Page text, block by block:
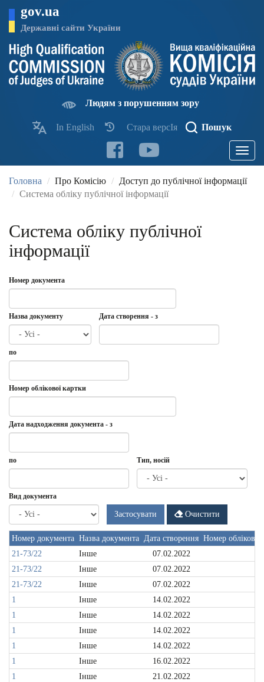
основного
матеріалу
gov.ua
Державні сайти України
Людям з порушенням зору
In English Стара версІя Пошук
Toggle
Головна Про Комісію
Доступ до публічної інформації
Система обліку публічної інформації
Система обліку публічної
інформації
Номер документа
Назва документу Дата створення - з
створення
з
по
Дата
по
Номер облікової картки
Дата надходження документа - з
Дата
Дата
надходження
-
з
по
Дата
по
Тип, носій
Вид документа
Застосувати Очистити
Номер документа Назва документа Дата створення Номер облікової
21-73/22
Інше
07.02.2022
21-73/22
Інше
07.02.2022
21-73/22
Інше
07.02.2022
1
Інше
14.02.2022
1
Інше
14.02.2022
1
Інше
14.02.2022
1
Інше
14.02.2022
1
Інше
16.02.2022
1
Інше
21.02.2022